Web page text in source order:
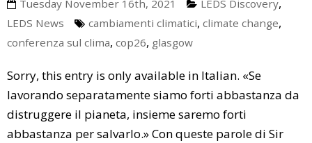
Tuesday November 16th, 2021
LEDS Discovery,
LEDS News cambiamenti climatici, climate change,
conferenza sul clima, cop26, glasgow
Sorry, this entry is only available in Italian. «Se
lavorando separatamente siamo forti abbastanza da
distruggere il pianeta, insieme saremo forti
abbastanza per salvarlo.» Con queste parole di Sir